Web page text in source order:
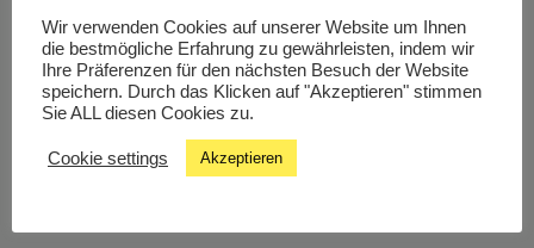
Livestream
Studiochat
Wir verwenden Cookies auf unserer Website um Ihnen
die bestmögliche Erfahrung zu gewährleisten, indem wir
Ihre Präferenzen für den nächsten Besuch der Website
speichern. Durch das Klicken auf "Akzeptieren" stimmen
Sie ALL diesen Cookies zu.
Cookie settings Akzeptieren